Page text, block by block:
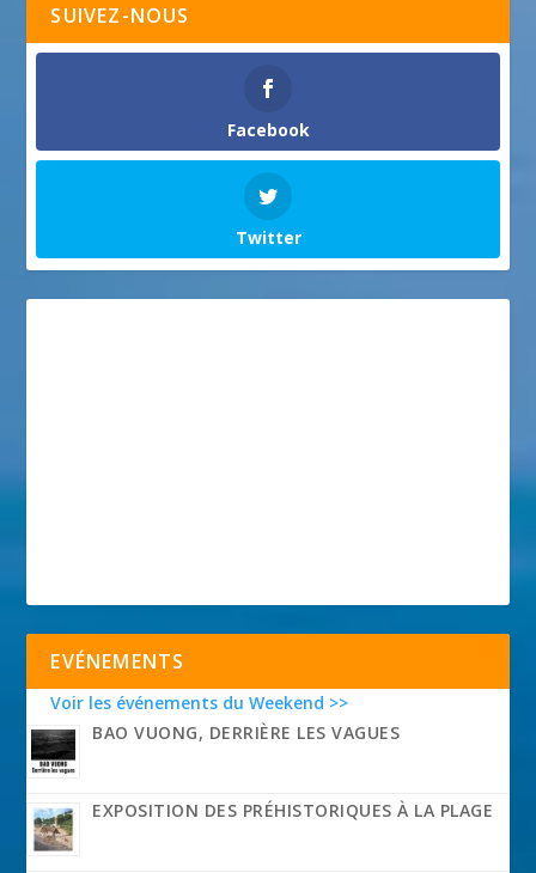
SUIVEZ-NOUS
Facebook
Twitter
EVÉNEMENTS
Voir les événements du Weekend >>
BAO VUONG, DERRIÈRE LES VAGUES
EXPOSITION DES PRÉHISTORIQUES À LA PLAGE